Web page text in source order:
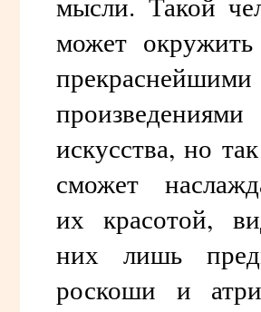
может окружить
прекраснейшими
произведениями
искусства, но
сможет
их красотой,
них лишь
роскоши и